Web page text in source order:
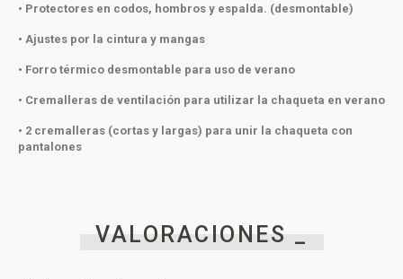
• Protectores en codos, hombros y espalda. (desmontable)
• Ajustes por la cintura y mangas
• Forro térmico desmontable para uso de verano
• Cremalleras de ventilación para utilizar la chaqueta en verano
• 2 cremalleras (cortas y largas) para unir la chaqueta con
pantalones
VALORACIONES _